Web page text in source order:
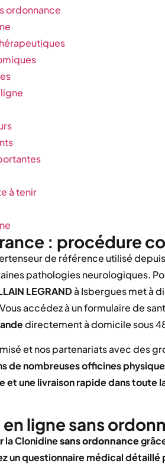
ordonnance
à tenir
: procédure
de référence utilisé
pathologies neurologiques.
LEGRANDà Isbergues met à
accédez à un formulaire de
directement à domicile sous
et nos partenariats avec des
de nombreuses officines
une livraison rapide dans toute
ligne sans
la Clonidinesans ordonnance
un questionnaire médical